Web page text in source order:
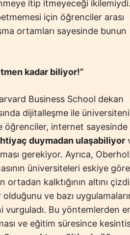
itip itmeyeceği ikilemiydi.
için öğrenciler arası
ortamları sayesinde bunun
kadar biliyor!”
Business School dekan
dijitalleşme ile
öğrenciler, internet sayesinde
duymadan ulaşabiliyor
gerekiyor. Ayrıca,
üniversiteleri eskiye
kalktığının altını
ve bazı
Bu yöntemlerden
ve eğitim süresince